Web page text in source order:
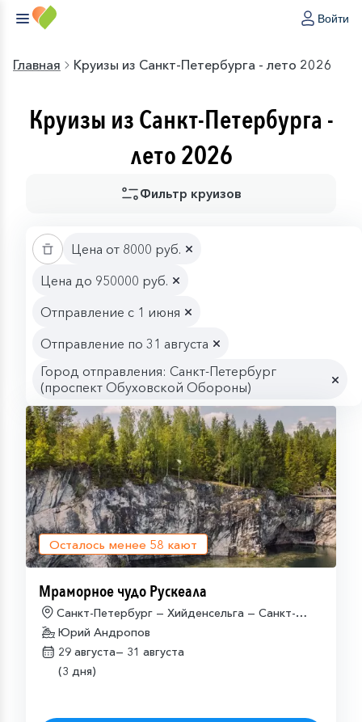
Войти
Главная Круизы из Санкт-Петербурга - лето 2026
Круизы из Санкт-Петербурга -
лето 2026
Фильтр круизов
Цена от 8000 руб.
Цена до 950000 руб.
Отправление с 1 июня
Отправление по 31 августа
Город отправления: Санкт-Петербург
(проспект Обуховской Обороны)
Осталось менее 58 кают
Мраморное чудо Рускеала
Санкт-Петербург — Хийденсельга — Санкт-
Петербург
Юрий Андропов
29 августа— 31 августа
(3 дня)